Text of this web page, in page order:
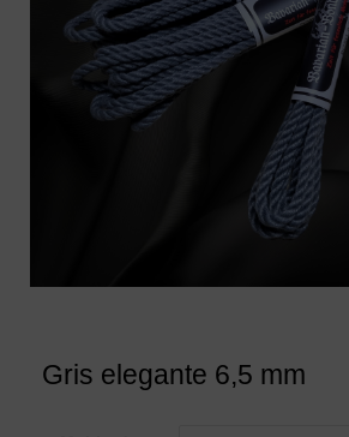
Gris elegante 6,5 mm